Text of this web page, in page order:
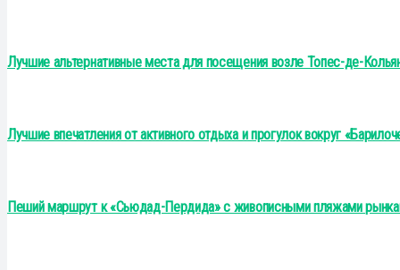
Лучшие альтернативные места для посещения возле Топес-де-
Лучшие впечатления от активного отдыха и прогулок вокруг
Пеший маршрут к «Сьюдад-Пердида» с живописными пляжами